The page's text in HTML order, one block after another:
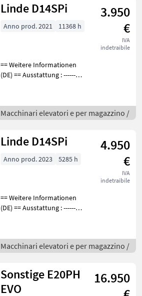
Linde D14SPi
3.950
€
IVA
indetraibile
Anno prod. 2021 11368 h
== Weitere Informationen
(DE) == Ausstattung : ----------
Betriebsstunden handelt es
sich generell um ab
Macchinari elevatori e per magazzino /
Linde D14SPi
4.950
€
IVA
indetraibile
Anno prod. 2023 5285 h
== Weitere Informationen
(DE) == Ausstattung : ----------
Betriebsstunden handelt es
sich generell um ab
Macchinari elevatori e per magazzino /
Sonstige E20PH
EVO
16.950